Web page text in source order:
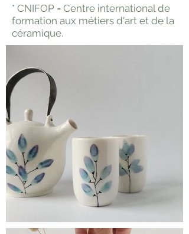
* CNIFOP = Centre international de
formation aux métiers d'art et de la
céramique.